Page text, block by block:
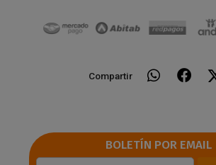
Compartir
BOLETÍN POR EMAIL